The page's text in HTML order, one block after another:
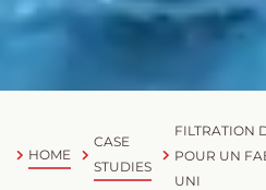
HOME
CASE
STUDIES
FILTRATION
POUR UN
UNI